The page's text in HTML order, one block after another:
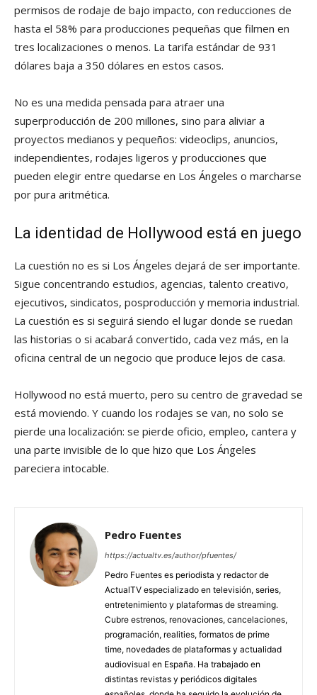
permisos de rodaje de bajo impacto, con reducciones de
hasta el 58% para producciones pequeñas que filmen en
tres localizaciones o menos. La tarifa estándar de 931
dólares baja a 350 dólares en estos casos.
No es una medida pensada para atraer una
superproducción de 200 millones, sino para aliviar a
proyectos medianos y pequeños: videoclips, anuncios,
independientes, rodajes ligeros y producciones que
pueden elegir entre quedarse en Los Ángeles o marcharse
por pura aritmética.
La identidad de Hollywood está en juego
La cuestión no es si Los Ángeles dejará de ser importante.
Sigue concentrando estudios, agencias, talento creativo,
ejecutivos, sindicatos, posproducción y memoria industrial.
La cuestión es si seguirá siendo el lugar donde se ruedan
las historias o si acabará convertido, cada vez más, en la
oficina central de un negocio que produce lejos de casa.
Hollywood no está muerto, pero su centro de gravedad se
está moviendo. Y cuando los rodajes se van, no solo se
pierde una localización: se pierde oficio, empleo, cantera y
una parte invisible de lo que hizo que Los Ángeles
pareciera intocable.
Pedro Fuentes
https://actualtv.es/author/pfuentes/
Pedro Fuentes es periodista y redactor de
ActualTV especializado en televisión, series,
entretenimiento y plataformas de streaming.
Cubre estrenos, renovaciones, cancelaciones,
programación, realities, formatos de prime
time, novedades de plataformas y actualidad
audiovisual en España. Ha trabajado en
distintas revistas y periódicos digitales